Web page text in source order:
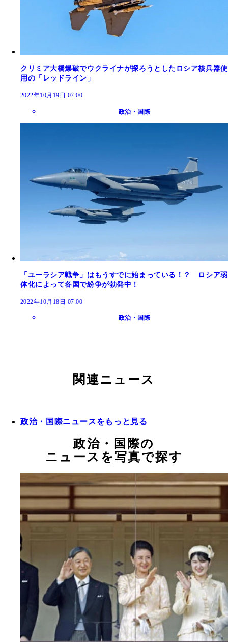
クリミア大橋爆破でウクライナが探ろうとしたロシア核兵器使
用の「レッドライン」
2022年10月19日 07:00
政治・国際
「ユーラシア戦争」はもうすでに始まっている！？ ロシア弱
体化によって各国で紛争が勃発中！
2022年10月18日 07:00
政治・国際
関連ニュース
政治・国際ニュースをもっと見る
政治・国際の
ニュースを写真で探す